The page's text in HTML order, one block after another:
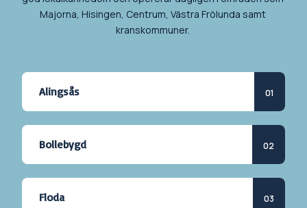
Majorna, Hisingen, Centrum, Västra Frölunda samt
kranskommuner.
Alingsås
Bollebygd
Floda